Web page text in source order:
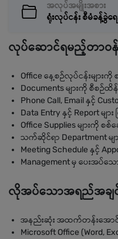
အလုပ်အမျိုးအစား
ရုံးလုပ်ငန်း စီမံခန့်ခွဲရေ
လုပ်ဆောင်ရမည့်တာဝန်မ
Office နေ့စဉ်လုပ်ငန်းများ
Documents များကို စီစဉ်ထိ
Phone Call, Email နှင့်
Data Entry နှင့် Report မျ
Office Supplies များကို စ
သက်ဆိုင်ရာ Department မျ
Meeting Schedule နှင့်
Management မှ ပေးအပ်သ
လိုအပ်သောအရည်အချ
အနည်းဆုံး အထက်တန်းအောင်မ
Microsoft Office (Word,